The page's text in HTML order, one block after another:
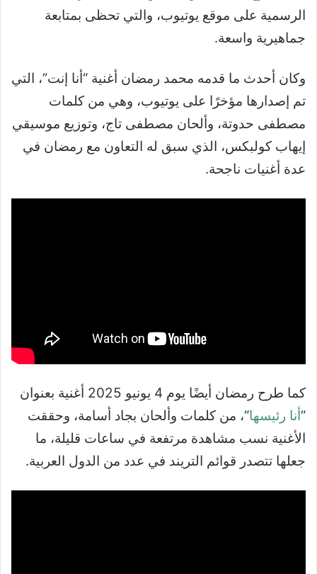
الرسمية على موقع يوتيوب، والتي تحظى بمتابعة
جماهيرية واسعة.
وكان أحدث ما قدمه محمد رمضان أغنية “أنا إنت”، التي
تم إصدارها مؤخرًا على يوتيوب، وهي من كلمات
مصطفى حدوتة، وألحان مصطفى تاج، وتوزيع موسيقي
إيهاب كولبكس، الذي سبق له التعاون مع رمضان في
عدة أغنيات ناجحة.
كما طرح رمضان أيضًا يوم 4 يونيو 2025 أغنية بعنوان
“أنا رئيسها“، من كلمات وألحان بجاد أسامة، وحققت
الأغنية نسب مشاهدة مرتفعة في ساعات قليلة، ما
جعلها تتصدر قوائم التريند في عدد من الدول العربية.